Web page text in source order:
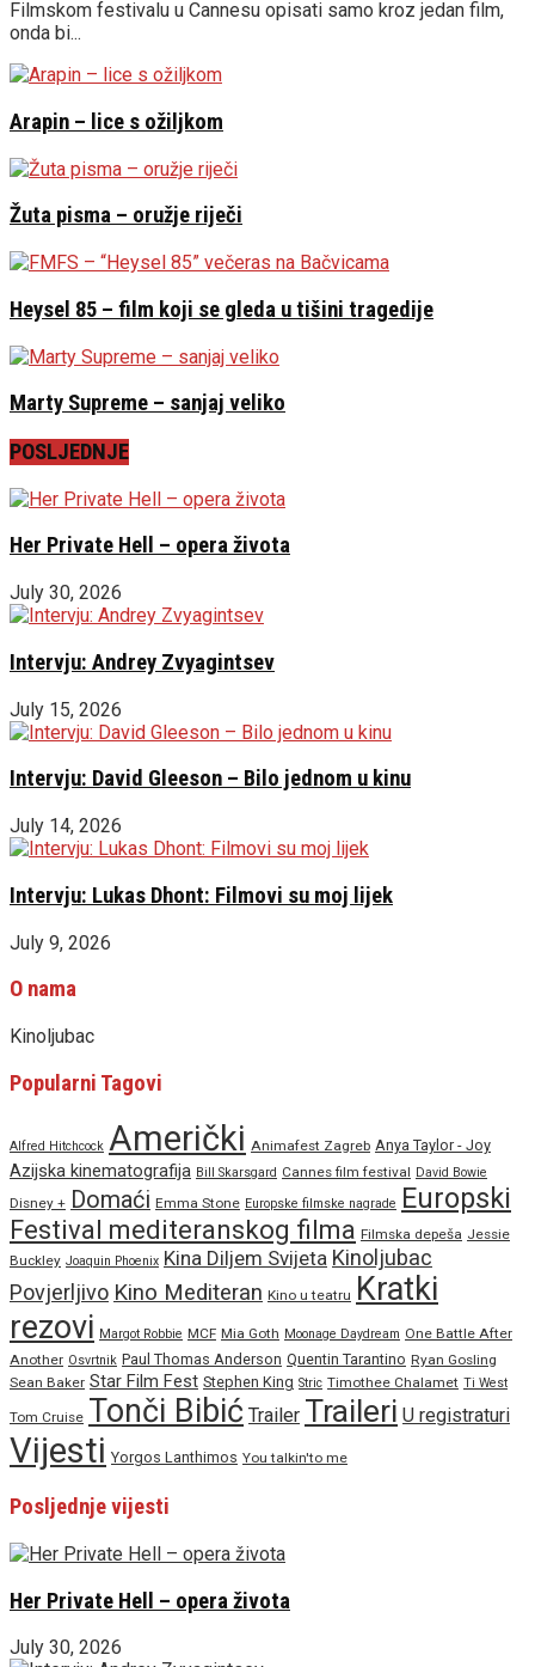
Filmskom festivalu u Cannesu opisati samo kroz jedan film,
onda bi...
Arapin – lice s ožiljkom
Žuta pisma – oružje riječi
Heysel 85 – film koji se gleda u tišini tragedije
Marty Supreme – sanjaj veliko
POSLJEDNJE
Her Private Hell – opera života
July 30, 2026
Intervju: Andrey Zvyagintsev
July 15, 2026
Intervju: David Gleeson – Bilo jednom u kinu
July 14, 2026
Intervju: Lukas Dhont: Filmovi su moj lijek
July 9, 2026
O nama
Kinoljubac
Popularni Tagovi
Alfred Hitchcock Američki Animafest Zagreb Anya Taylor - Joy
Azijska kinematografija Bill Skarsgard Cannes film festival David Bowie
Disney + Domaći Emma Stone Europske filmske nagrade Europski
Festival mediteranskog filma Filmska depeša Jessie
Buckley Joaquin Phoenix Kina Diljem Svijeta Kinoljubac
Povjerljivo Kino Mediteran Kino u teatru
Kratki
rezovi Margot Robbie MCF Mia Goth Moonage Daydream One Battle After
Another Osvrtnik Paul Thomas Anderson Quentin Tarantino Ryan Gosling
Sean Baker Star Film Fest Stephen King Stric Timothee Chalamet Ti West
Tom Cruise Tonči Bibić Trailer Traileri U registraturi
Vijesti Yorgos Lanthimos You talkin'to me
Posljednje vijesti
Her Private Hell – opera života
July 30, 2026